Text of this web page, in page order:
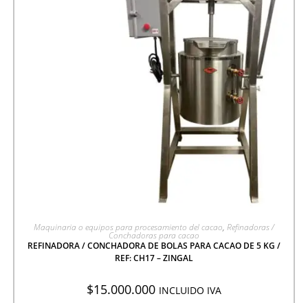
AGREGAR A COTIZACIÓN
Maquinaria o equipos para procesamiento del cacao, Refinadoras /
Conchadoras para cacao
REFINADORA / CONCHADORA DE BOLAS PARA CACAO DE 5 KG /
REF: CH17 – ZINGAL
$15.000.000 INCLUIDO IVA